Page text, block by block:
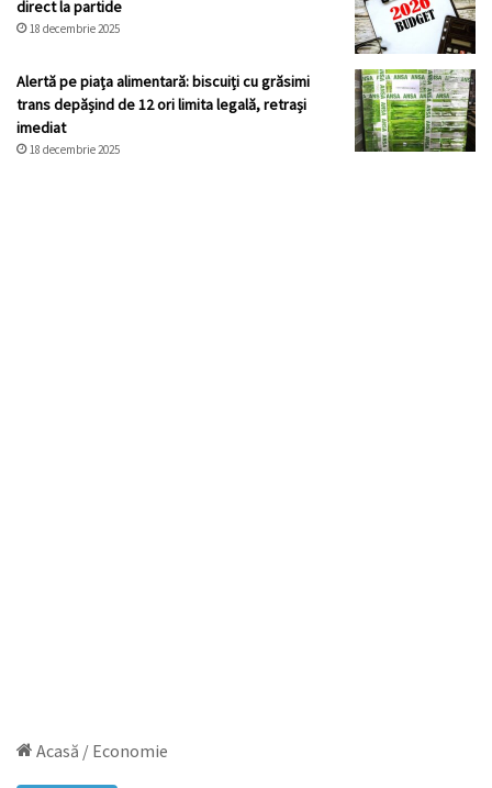
direct la partide
18 decembrie 2025
Alertă pe piața alimentară: biscuiți cu grăsimi
trans depășind de 12 ori limita legală, retrași
imediat
18 decembrie 2025